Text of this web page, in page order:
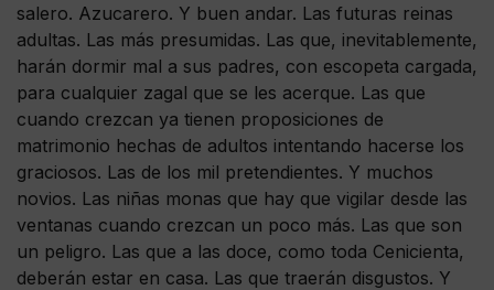
salero. Azucarero. Y buen andar. Las futuras reinas
adultas. Las más presumidas. Las que, inevitablemente,
harán dormir mal a sus padres, con escopeta cargada,
para cualquier zagal que se les acerque. Las que
cuando crezcan ya tienen proposiciones de
matrimonio hechas de adultos intentando hacerse los
graciosos. Las de los mil pretendientes. Y muchos
novios. Las niñas monas que hay que vigilar desde las
ventanas cuando crezcan un poco más. Las que son
un peligro. Las que a las doce, como toda Cenicienta,
deberán estar en casa. Las que traerán disgustos. Y